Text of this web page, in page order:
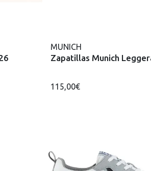
MUNICH
Zapatillas Munich
115,00€